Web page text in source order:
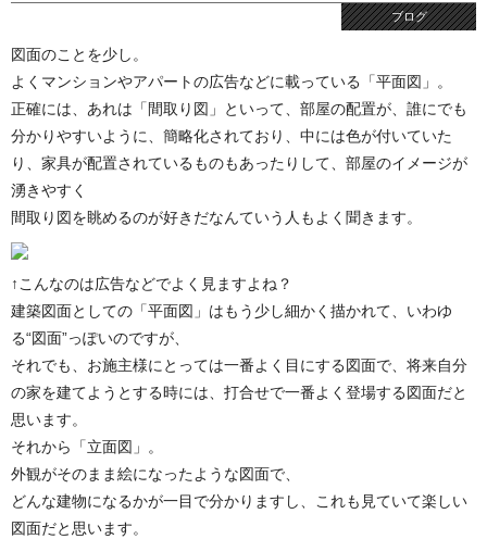
ブログ
図面のことを少し。
よくマンションやアパートの広告などに載っている「平面図」。
正確には、あれは「間取り図」といって、部屋の配置が、誰にでも
分かりやすいように、簡略化されており、中には色が付いていた
り、家具が配置されているものもあったりして、部屋のイメージが
湧きやすく
間取り図を眺めるのが好きだなんていう人もよく聞きます。
↑こんなのは広告などでよく見ますよね？
建築図面としての「平面図」はもう少し細かく描かれて、いわゆ
る“図面”っぽいのですが、
それでも、お施主様にとっては一番よく目にする図面で、将来自分
の家を建てようとする時には、打合せで一番よく登場する図面だと
思います。
それから「立面図」。
外観がそのまま絵になったような図面で、
どんな建物になるかが一目で分かりますし、これも見ていて楽しい
図面だと思います。